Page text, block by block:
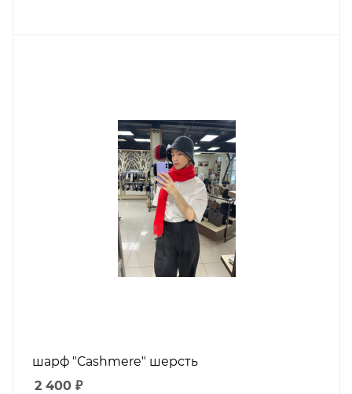
шарф "Cashmere" шерсть
2 400 ₽